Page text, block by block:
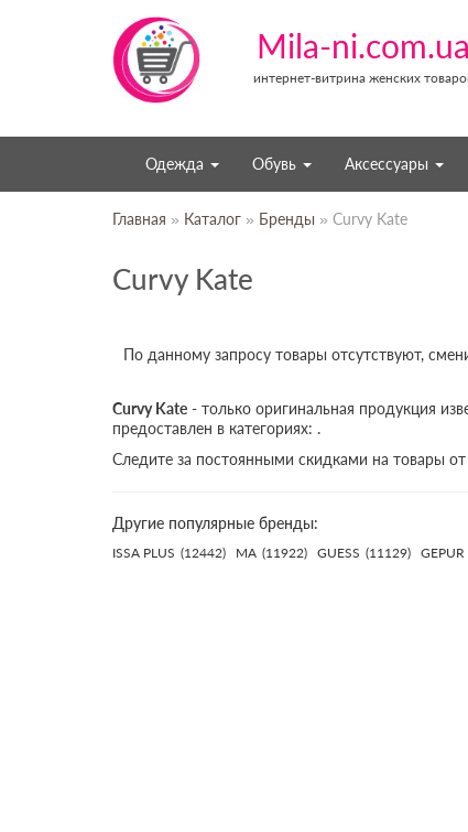
Mila-ni.com.ua
интернет-витрина женских
Одежда Обувь Аксессуары
Главная » Каталог » Бренды » Curvy Kate
Curvy Kate
По данному запросу товары отсутствуют,
Curvy Kate - только оригинальная продукция
предоставлен в категориях: .
Следите за постоянными скидками на товары
Другие популярные бренды:
ISSA PLUS (12442) MA (11922) GUESS (11129) GEPUR